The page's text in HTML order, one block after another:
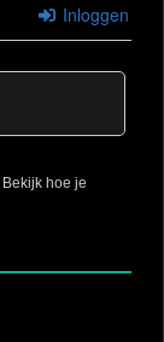
Inloggen
Bekijk hoe je